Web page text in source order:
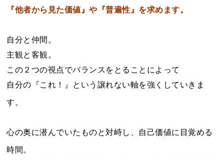
『他者から見た価値』や『普遍性』を求めます。
自分と仲間。
主観と客観。
この２つの視点でバランスをとることによって
自分の『これ！』という譲れない軸を強くしていきま
す。
心の奥に潜んでいたものと対峙し、自己価値に目覚める
時間。